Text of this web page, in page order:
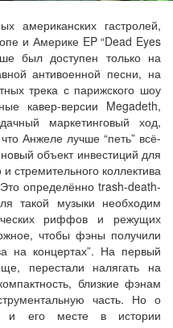
американских гастролей,
и Америке EP “Dead Eyes
был доступен только на
антивоенной песни, на
трека с парижского шоу
кавер-версии Megadeth,
маркетинговый ход,
Анжеле лучше “петь” всё-
объект инвестиций для
стремительного коллектива
определённо trash-death-
такой музыки необходим
риффов и режущих
чтобы фэны получили
на концертах”. На первый
перестали налягать на
близкие фэнам
часть. Но о
и его месте в истории